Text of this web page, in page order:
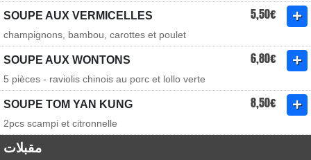
SOUPE AUX VERMICELLES 5,50€
champignons, bambou, carottes et poulet
SOUPE AUX WONTONS 6,80€
5 pièces - raviolis chinois au porc et lollo verte
SOUPE TOM YAN KUNG 8,50€
2pcs scampi et citronnelle
مقبلات